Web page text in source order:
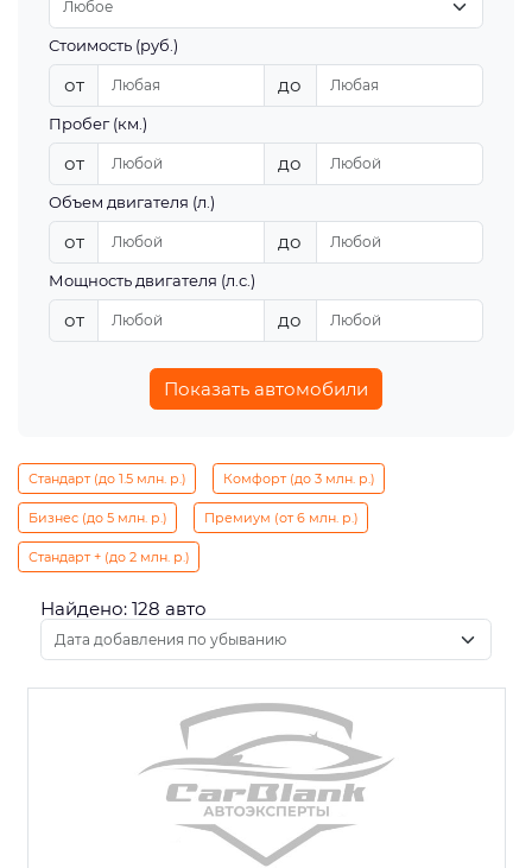
Стоимость (руб.)
от до
Пробег (км.)
от до
Объем двигателя (л.)
от до
Мощность двигателя (л.с.)
от до
Показать автомобили
Стандарт (до 1.5 млн. р.) Комфорт (до 3 млн. р.)
Бизнес (до 5 млн. р.) Премиум (от 6 млн. р.)
Стандарт + (до 2 млн. р.)
Найдено: 128 авто